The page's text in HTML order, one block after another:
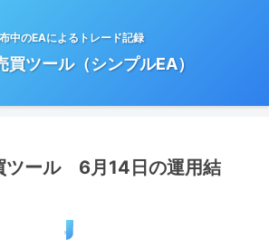
中のEAによるトレード記録
買ツール（シンプルEA）
ツール 6月14日の運用結
トレード結果